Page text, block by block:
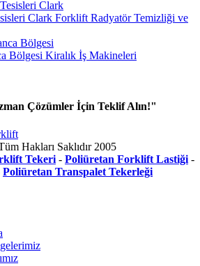
Clark Forklift Radyatör Temizliği ve
Bölgesi Kiralık İş Makineleri
Çözümler İçin Teklif Alın!"
Hakları Saklıdır 2005
Tekeri - Poliüretan Forklift Lastiği -
Poliüretan Transpalet Tekerleği